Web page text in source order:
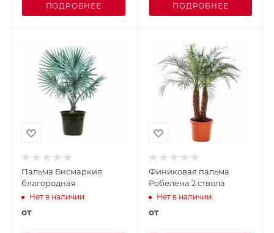
ПОДРОБНЕЕ ПОДРОБНЕЕ
Пальма Бисмаркия
благородная
Нет в наличии
от
Финиковая пальма
Робелена 2 ствола
Нет в наличии
от